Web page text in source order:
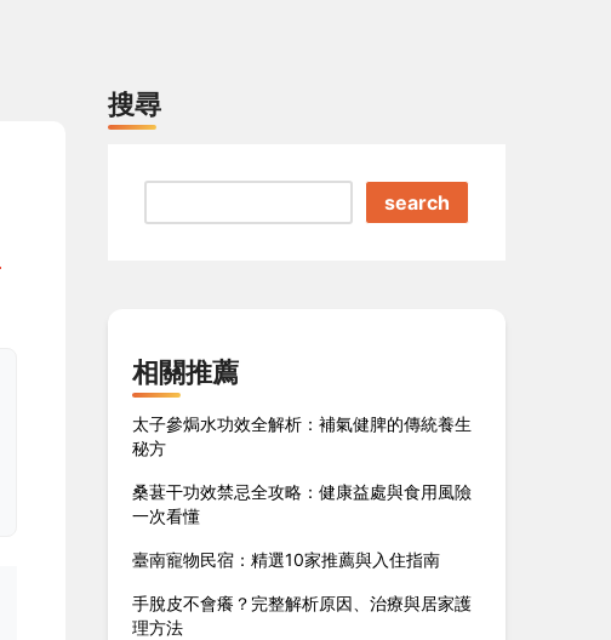
搜尋
search
相關推薦
太子參焗水功效全解析：補氣健脾的傳統養生
秘方
桑葚干功效禁忌全攻略：健康益處與食用風險
一次看懂
臺南寵物民宿：精選10家推薦與入住指南
手脫皮不會癢？完整解析原因、治療與居家護
理方法